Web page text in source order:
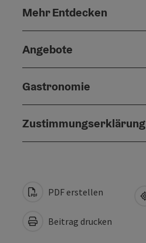
Mehr Entdecken
Angebote
Gastronomie
Zustimmungserklärung
PDF erstellen
Beitrag drucken